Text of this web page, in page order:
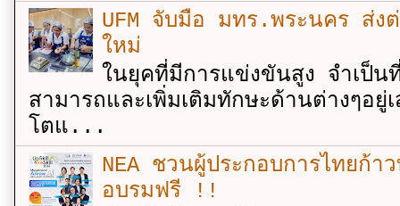
UFM จับมือ มทร.พระนคร ส่งต่
ใหม่
ในยุคที่มีการแข่งขันสูง จำเป็
สามารถและเพิ่มเติมทักษะด้านต่างๆอยู่
โตแ...
NEA ชวนผู้ประกอบการไทยก้า
อบรมฟรี !!